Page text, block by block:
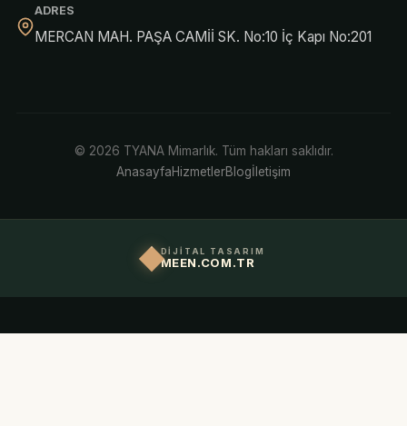
ADRES
MERCAN MAH. PAŞA CAMİİ SK. No:10 İç Kapı No:201
© 2026 TYANA Mimarlık. Tüm hakları saklıdır.
AnasayfaHizmetlerBlogİletişim
DİJİTAL TASARIM
MEEN.COM.TR